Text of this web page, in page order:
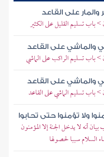
على القاعد
تسليم القليل على الكثير
والماشي على القاعد
باب تسليم الراكب على الماشي
والماشي على القاعد
تسليم الماشي على القاعد
ولا تؤمنوا حتى تحابوا
أنه لا يدخل الجنة إلا المؤمنون
السلام سببا لحصولها